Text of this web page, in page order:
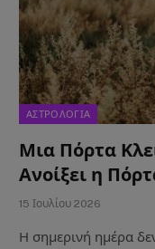
ΑΣΤΡΟΛΟΓΙΑ
Μια Πόρτα
Ανοίξει η
15 Ιουλίου 2026
Η σημερινή ημέρα